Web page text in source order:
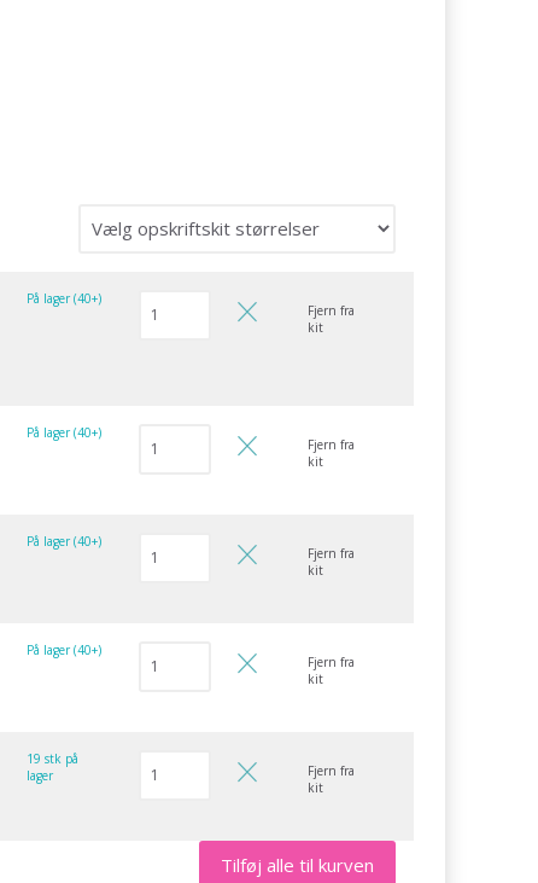
På lager (40+)
Fjern fra
kit
På lager (40+)
Fjern fra
kit
På lager (40+)
Fjern fra
kit
På lager (40+)
Fjern fra
kit
19 stk på
lager
Fjern fra
kit
Tilføj alle til kurven